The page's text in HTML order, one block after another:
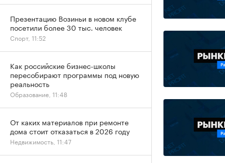
Презентацию Возиньи в новом клубе
посетили более 30 тыс. человек
Спорт, 11:52
Как российские бизнес-школы
пересобирают программы под новую
реальность
Образование, 11:48
От каких материалов при ремонте
дома стоит отказаться в 2026 году
Недвижимость, 11:47